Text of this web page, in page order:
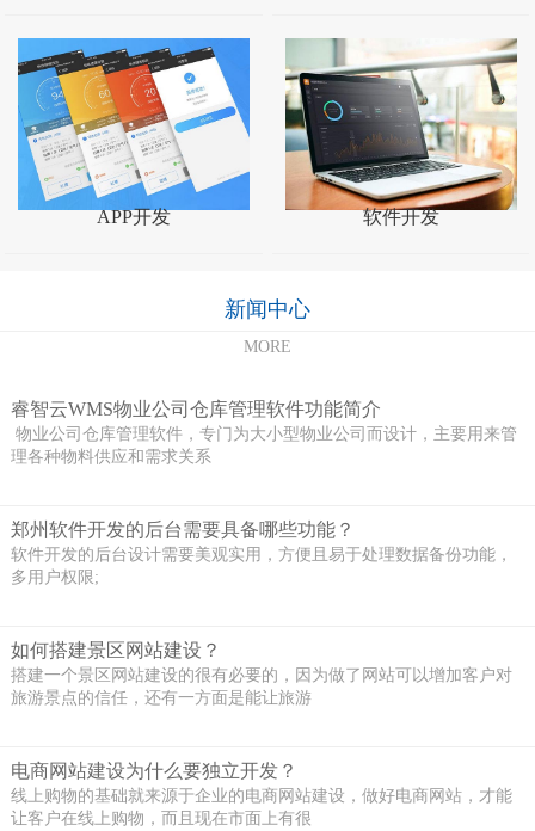
APP开发 软件开发
新闻中心
MORE
睿智云WMS物业公司仓库管理软件功能简介
物业公司仓库管理软件，专门为大小型物业公司而设计，主要用来管
理各种物料供应和需求关系
郑州软件开发的后台需要具备哪些功能？
软件开发的后台设计需要美观实用，方便且易于处理数据备份功能，
多用户权限;
如何搭建景区网站建设？
搭建一个景区网站建设的很有必要的，因为做了网站可以增加客户对
旅游景点的信任，还有一方面是能让旅游
电商网站建设为什么要独立开发？
线上购物的基础就来源于企业的电商网站建设，做好电商网站，才能
让客户在线上购物，而且现在市面上有很